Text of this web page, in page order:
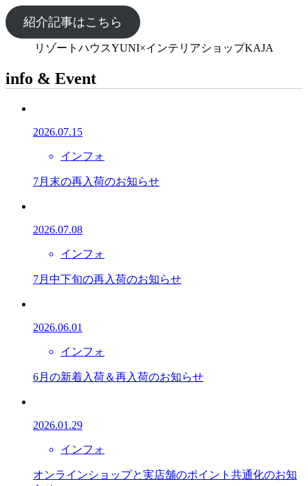
紹介記事はこちら
リゾートハウスYUNI×インテリアショップKAJA
info & Event
2026.07.15
インフォ
7月末の再入荷のお知らせ
2026.07.08
インフォ
7月中下旬の再入荷のお知らせ
2026.06.01
インフォ
6月の新着入荷＆再入荷のお知らせ
2026.01.29
インフォ
オンラインショップと実店舗のポイント共通化のお知